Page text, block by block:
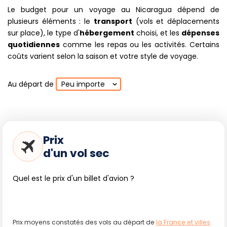
garantit l'évasion sans voiture et des spots de snorkeling
réputés (épave du Zeila). L'archipel des Perlas attire
également les aventuriers souhaitant observer raies manta
et dauphins, ou organiser des sorties de pêche locale.
Activités Essentielles et Expériences
Randonnées volcaniques avec observation de la
faune (singes, oiseaux tropicaux)
Descente en sandboarding sur le Cerro Negro
del Sur et Popoyo
Marchés traditionnels et artisans (Masaya, León)
Le budget pour un voyage au Nicaragua dépend de
plusieurs éléments : le transport (vols et déplacements
sur place), le type d'hébergement choisi, et les dépenses
quotidiennes comme les repas ou les activités. Certains
coûts varient selon la saison et votre style de voyage.
Au départ de Peu importe
Prix
d'un vol sec
Quel est le prix d'un billet d'avion ?
Prix moyens constatés des vols au départ de la France et villes